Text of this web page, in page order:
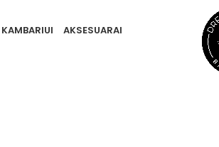
KAMBARIUI AKSESUARAI